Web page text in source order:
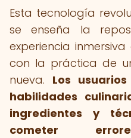
Esta tecnología
se enseña la
experiencia
con la práctica de
nueva. Los
habilidades
ingredientes y
cometer